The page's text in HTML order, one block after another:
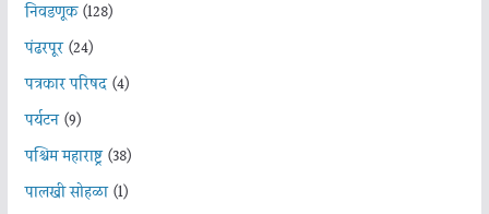
निवडणूक(128)
पंढरपूर(24)
पत्रकार परिषद(4)
पर्यटन(9)
पश्चिम महाराष्ट्र(38)
पालखी सोहळा(1)